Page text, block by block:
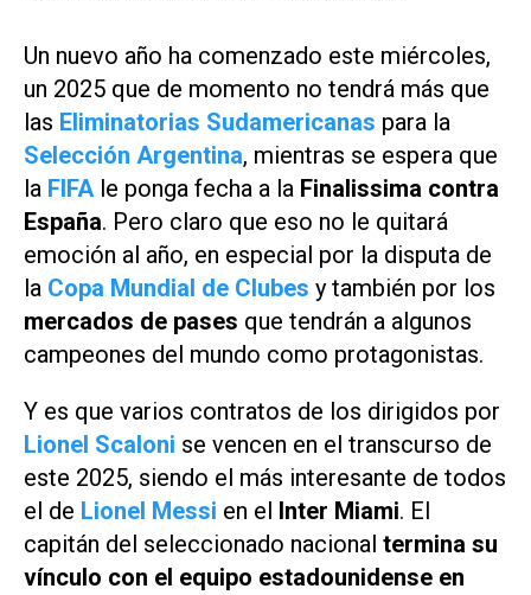
Un nuevo año ha comenzado este miércoles,
un 2025 que de momento no tendrá más que
las Eliminatorias Sudamericanas para la
Selección Argentina, mientras se espera que
la FIFA le ponga fecha a la Finalissima contra
España. Pero claro que eso no le quitará
emoción al año, en especial por la disputa de
la Copa Mundial de Clubes y también por los
mercados de pases que tendrán a algunos
campeones del mundo como protagonistas.
Y es que varios contratos de los dirigidos por
Lionel Scaloni se vencen en el transcurso de
este 2025, siendo el más interesante de todos
el de Lionel Messi en el Inter Miami. El
capitán del seleccionado nacional termina su
vínculo con el equipo estadounidense en